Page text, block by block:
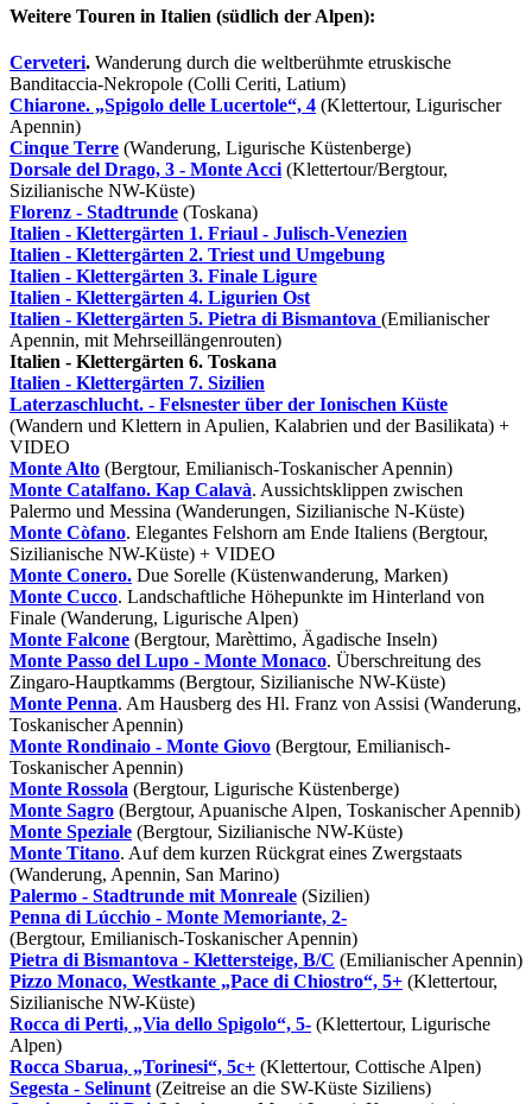
Weitere Touren in Italien (südlich der Alpen):
Cerveteri. Wanderung durch die weltberühmte etruskische
Banditaccia-Nekropole (Colli Ceriti, Latium)
Chiarone. „Spigolo delle Lucertole“, 4 (Klettertour, Ligurischer
Apennin)
Cinque Terre (Wanderung, Ligurische Küstenberge)
Dorsale del Drago, 3 - Monte Acci (Klettertour/Bergtour,
Sizilianische NW-Küste)
Florenz - Stadtrunde (Toskana)
Italien - Klettergärten 1. Friaul - Julisch-Venezien
Italien - Klettergärten 2. Triest und Umgebung
Italien - Klettergärten 3. Finale Ligure
Italien - Klettergärten 4. Ligurien Ost
Italien - Klettergärten 5. Pietra di Bismantova (Emilianischer
Apennin, mit Mehrseillängenrouten)
Italien - Klettergärten 6. Toskana
Italien - Klettergärten 7. Sizilien
Laterzaschlucht. - Felsnester über der Ionischen Küste
(Wandern und Klettern in Apulien, Kalabrien und der Basilikata) +
VIDEO
Monte Alto (Bergtour, Emilianisch-Toskanischer Apennin)
Monte Catalfano. Kap Calavà. Aussichtsklippen zwischen
Palermo und Messina (Wanderungen, Sizilianische N-Küste)
Monte Còfano. Elegantes Felshorn am Ende Italiens (Bergtour,
Sizilianische NW-Küste) + VIDEO
Monte Conero. Due Sorelle (Küstenwanderung, Marken)
Monte Cucco. Landschaftliche Höhepunkte im Hinterland von
Finale (Wanderung, Ligurische Alpen)
Monte Falcone (Bergtour, Marèttimo, Ägadische Inseln)
Monte Passo del Lupo - Monte Monaco. Überschreitung des
Zingaro-Hauptkamms (Bergtour, Sizilianische NW-Küste)
Monte Penna. Am Hausberg des Hl. Franz von Assisi (Wanderung,
Toskanischer Apennin)
Monte Rondinaio - Monte Giovo (Bergtour, Emilianisch-
Toskanischer Apennin)
Monte Rossola (Bergtour, Ligurische Küstenberge)
Monte Sagro (Bergtour, Apuanische Alpen, Toskanischer Apennib)
Monte Speziale (Bergtour, Sizilianische NW-Küste)
Monte Titano. Auf dem kurzen Rückgrat eines Zwergstaats
(Wanderung, Apennin, San Marino)
Palermo - Stadtrunde mit Monreale (Sizilien)
Penna di Lúcchio - Monte Memoriante, 2-
(Bergtour, Emilianisch-Toskanischer Apennin)
Pietra di Bismantova - Klettersteige, B/C (Emilianischer Apennin)
Pizzo Monaco, Westkante „Pace di Chiostro“, 5+ (Klettertour,
Sizilianische NW-Küste)
Rocca di Perti, „Via dello Spigolo“, 5- (Klettertour, Ligurische
Alpen)
Rocca Sbarua, „Torinesi“, 5c+ (Klettertour, Cottische Alpen)
Segesta - Selinunt (Zeitreise an die SW-Küste Siziliens)